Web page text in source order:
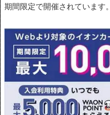
期間限定で開催されています。